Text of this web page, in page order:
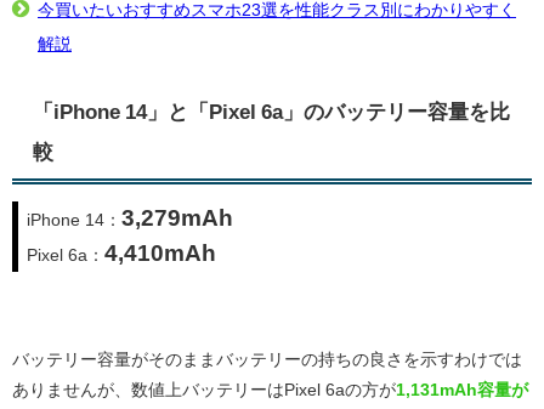
今買いたいおすすめスマホ23選を性能クラス別にわかりやすく
解説
「iPhone 14」と「Pixel 6a」のバッテリー容量を比
較
iPhone 14： 3,279mAh
Pixel 6a： 4,410mAh
バッテリー容量がそのままバッテリーの持ちの良さを示すわけでは
ありませんが、数値上バッテリーはPixel 6aの方が1,131 mAh容量が